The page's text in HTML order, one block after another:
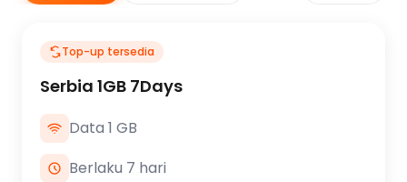
Top-up tersedia
Serbia 1GB 7Days
Data 1 GB
Berlaku 7 hari